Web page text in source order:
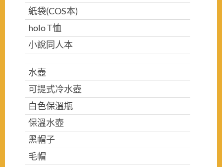
紙袋(COS本)
holo T恤
小說同人本
水壺
可提式冷水壺
白色保溫瓶
保溫水壺
黑帽子
毛帽